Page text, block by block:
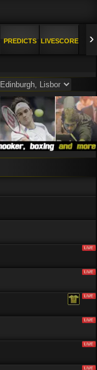
PREDICTS LIVESCORE ›